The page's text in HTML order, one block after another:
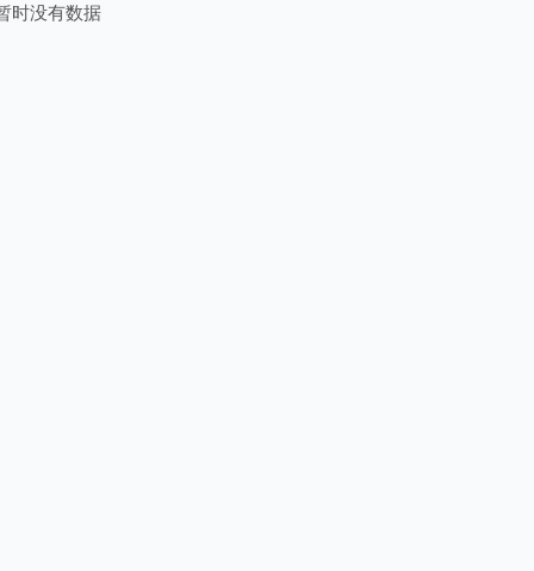
时没有数据